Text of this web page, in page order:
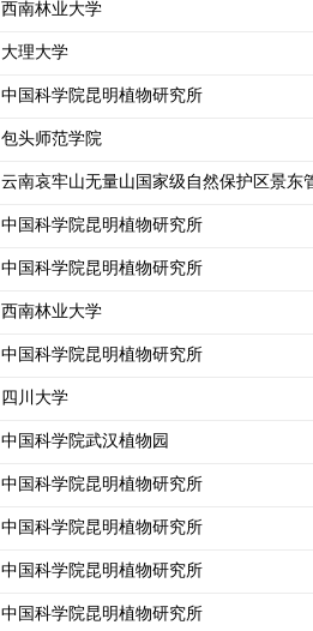
西南林业大学
大理大学
中国科学院昆明植物研究所
包头师范学院
云南哀牢山无量山国家级自然保护区景东
中国科学院昆明植物研究所
中国科学院昆明植物研究所
西南林业大学
中国科学院昆明植物研究所
四川大学
中国科学院武汉植物园
中国科学院昆明植物研究所
中国科学院昆明植物研究所
中国科学院昆明植物研究所
中国科学院昆明植物研究所